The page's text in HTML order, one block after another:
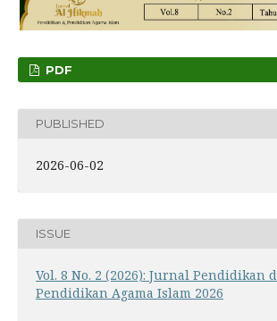
PDF
PUBLISHED
2026-06-02
ISSUE
Vol. 8 No. 2 (2026): Jurnal Pendidikan
Pendidikan Agama Islam 2026